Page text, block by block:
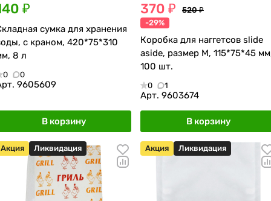
₽
сумка для хранения
с краном, 420*75*310
8 л
0 0
9605609
В корзину
370 ₽
520 ₽
-29%
Коробка для наггетсов slide
aside, размер M, 115*75*45
100 шт.
0 1
Арт. 9603674
В корзину
Акция Ликвидация Акция Ликвидация